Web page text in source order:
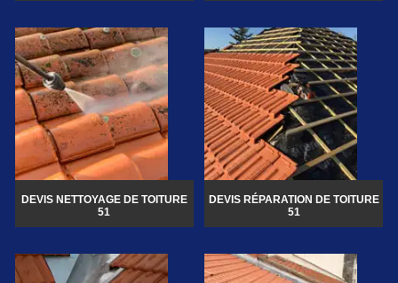
DEVIS NETTOYAGE DE TOITURE
51
DEVIS RÉPARATION DE TOITURE
51